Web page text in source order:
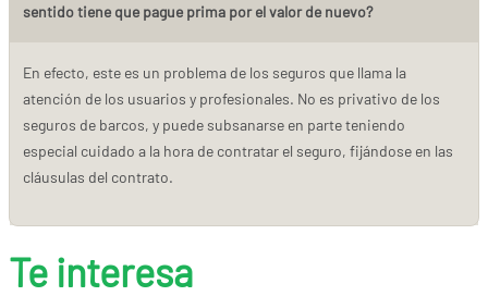
sentido tiene que pague prima por el valor de nuevo?
En efecto, este es un problema de los seguros que llama la
atención de los usuarios y profesionales. No es privativo de los
seguros de barcos, y puede subsanarse en parte teniendo
especial cuidado a la hora de contratar el seguro, fijándose en las
cláusulas del contrato.
Te interesa